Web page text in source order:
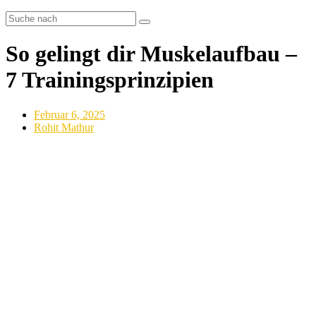
So gelingt dir Muskelaufbau –
7 Trainingsprinzipien
Februar 6, 2025
Rohit Mathur